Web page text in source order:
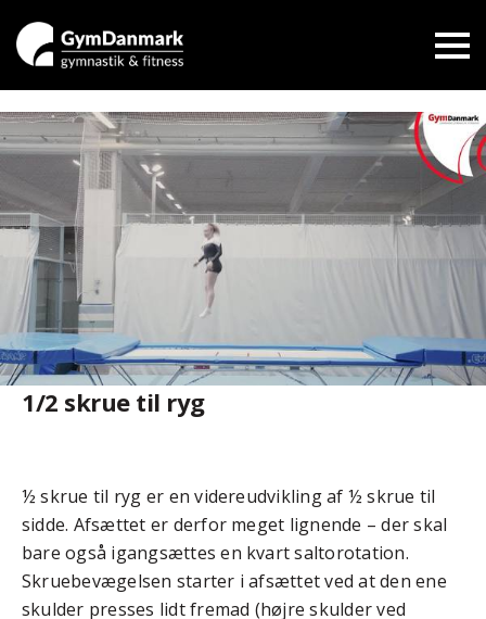
1/2 skrue til ryg
½ skrue til ryg er en videreudvikling af ½ skrue til
sidde. Afsættet er derfor meget lignende – der skal
bare også igangsættes en kvart saltorotation.
Skruebevægelsen starter i afsættet ved at den ene
skulder presses lidt fremad (højre skulder ved